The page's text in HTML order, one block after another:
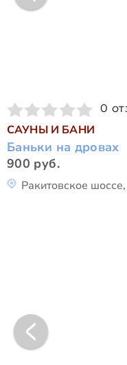
0
САУНЫ И БАНИ
Баньки на дровах
900 руб.
Ракитовское